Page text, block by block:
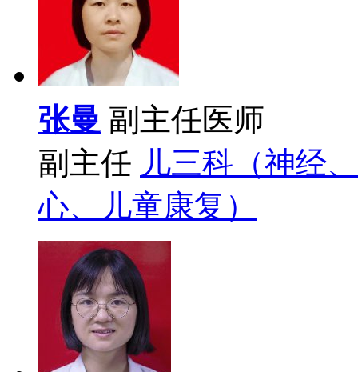
张曼 副主任医师
副主任 儿三科（神经
心、儿童康复）